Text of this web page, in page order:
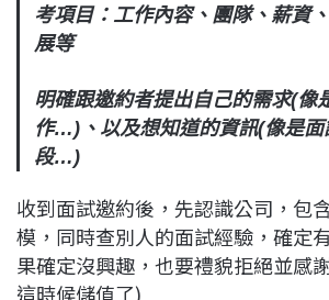
考項目：工作內容、團隊、薪資
展等
明確跟邀約者提出自己的需求(像
作…)、以及想知道的資訊(像是面
段…)
收到面試邀約後，先認識公司，包
模，同時查別人的面試經驗，確定
果確定沒興趣，也要禮貌拒絕並感
這時候儲值了)